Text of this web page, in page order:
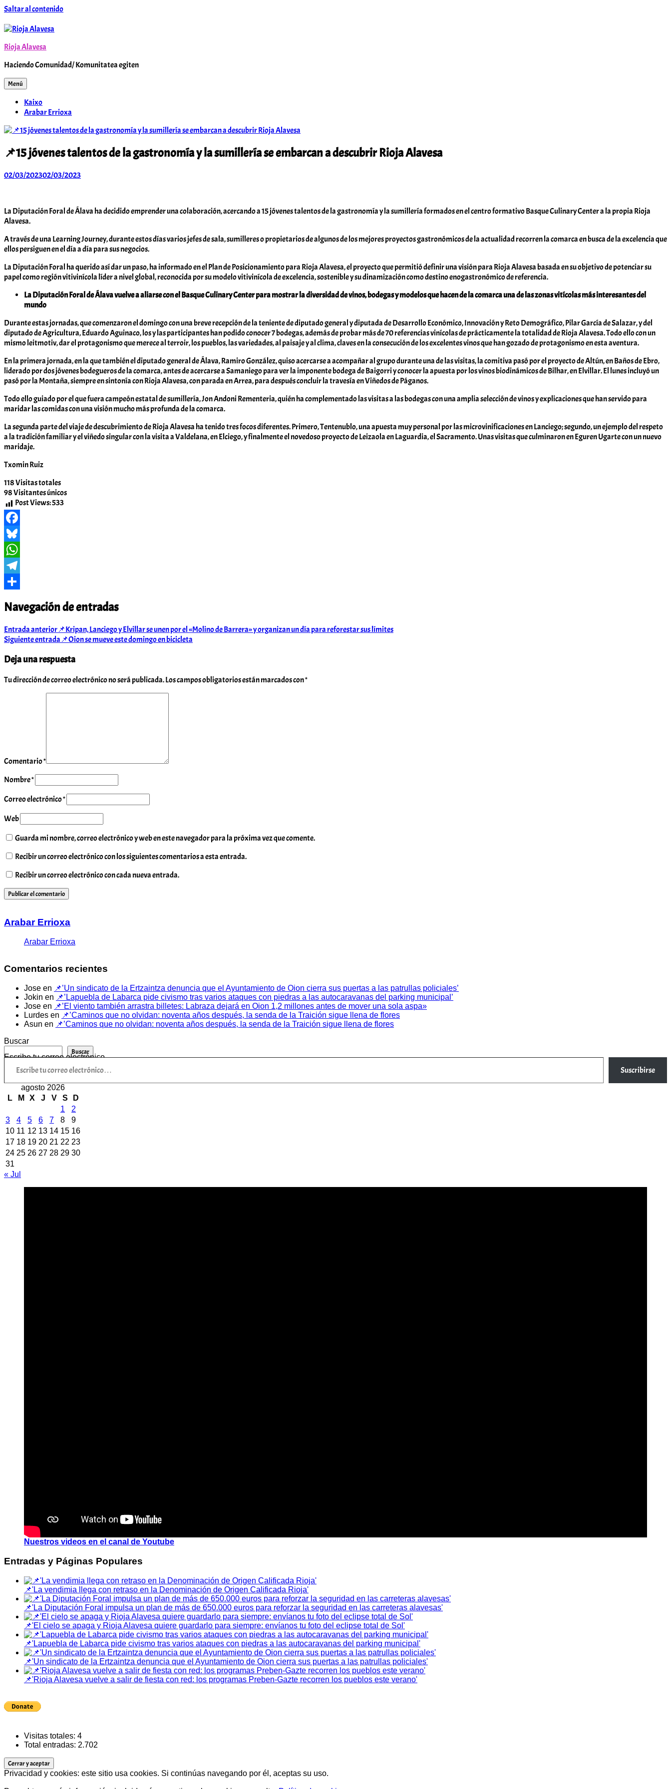
Saltar al contenido
Rioja Alavesa
Haciendo Comunidad/ Komunitatea egiten
Menú
Kaixo
Arabar Errioxa
📌15 jóvenes talentos de la gastronomía y la sumillería se embarcan a descubrir Rioja Alavesa
02/03/202302/03/2023
La Diputación Foral de Álava ha decidido emprender una colaboración, acercando a 15 jóvenes talentos de la gastronomía y la sumillería formados en el centro formativo Basque Culinary Center a la propia Rioja
Alavesa.
A través de una Learning Journey, durante estos días varios jefes de sala, sumilleres o propietarios de algunos de los mejores proyectos gastronómicos de la actualidad recorren la comarca en busca de la excelencia que
ellos persiguen en el día a día para sus negocios.
La Diputación Foral ha querido así dar un paso, ha informado en el Plan de Posicionamiento para Rioja Alavesa, el proyecto que permitió definir una visión para Rioja Alavesa basada en su objetivo de potenciar su
papel como región vitivinícola líder a nivel global, reconocida por su modelo vitivinícola de excelencia, sostenible y su dinamización como destino enogastronómico de referencia.
La Diputación Foral de Álava vuelve a aliarse con el Basque Culinary Center para mostrar la diversidad de vinos, bodegas y modelos que hacen de la comarca una de las zonas vitícolas más interesantes del
mundo
Durante estas jornadas, que comenzaron el domingo con una breve recepción de la teniente de diputado general y diputada de Desarrollo Económico, Innovación y Reto Demográfico, Pilar García de Salazar, y del
diputado de Agricultura, Eduardo Aguinaco, los y las participantes han podido conocer 7 bodegas, además de probar más de 70 referencias vinícolas de prácticamente la totalidad de Rioja Alavesa. Todo ello con un
mismo leitmotiv, dar el protagonismo que merece al terroir, los pueblos, las variedades, al paisaje y al clima, claves en la consecución de los excelentes vinos que han gozado de protagonismo en esta aventura.
En la primera jornada, en la que también el diputado general de Álava, Ramiro González, quiso acercarse a acompañar al grupo durante una de las visitas, la comitiva pasó por el proyecto de Altún, en Baños de Ebro,
liderado por dos jóvenes bodegueros de la comarca, antes de acercarse a Samaniego para ver la imponente bodega de Baigorri y conocer la apuesta por los vinos biodinámicos de Bilhar, en Elvillar. El lunes incluyó un
pasó por la Montaña, siempre en sintonía con Rioja Alavesa, con parada en Arrea, para después concluir la travesía en Viñedos de Páganos.
Todo ello guiado por el que fuera campeón estatal de sumillería, Jon Andoni Rementeria, quién ha complementado las visitas a las bodegas con una amplia selección de vinos y explicaciones que han servido para
maridar las comidas con una visión mucho más profunda de la comarca.
La segunda parte del viaje de descubrimiento de Rioja Alavesa ha tenido tres focos diferentes. Primero, Tentenublo, una apuesta muy personal por las microvinificaciones en Lanciego; segundo, un ejemplo del respeto
a la tradición familiar y el viñedo singular con la visita a Valdelana, en Elciego, y finalmente el novedoso proyecto de Leizaola en Laguardia, el Sacramento. Unas visitas que culminaron en Eguren Ugarte con un nuevo
maridaje.
Txomin Ruiz
118Visitas totales
98Visitantes únicos
Post Views:533
Facebook
Bluesky
WhatsApp
Telegram
Navegación de entradas
Entrada anterior📌Kripan, Lanciego y Elvillar se unen por el «Molino de Barrera» y organizan un día para reforestar sus límites
Siguiente entrada 📌Oion se mueve este domingo en bicicleta
Deja una respuesta
Tu dirección de correo electrónico no será publicada.Los campos obligatorios están marcados con*
Comentario*
Nombre*
Correo electrónico*
Web
Guarda mi nombre, correo electrónico y web en este navegador para la próxima vez que comente.
Recibir un correo electrónico con los siguientes comentarios a esta entrada.
Recibir un correo electrónico con cada nueva entrada.
Arabar Errioxa
Arabar Errioxa
Comentarios recientes
Jose en 📌’Un sindicato de la Ertzaintza denuncia que el Ayuntamiento de Oion cierra sus puertas a las patrullas policiales’
Jokin en 📌’Lapuebla de Labarca pide civismo tras varios ataques con piedras a las autocaravanas del parking municipal’
Jose en 📌’El viento también arrastra billetes: Labraza dejará en Oion 1,2 millones antes de mover una sola aspa»
Lurdes en 📌’Caminos que no olvidan: noventa años después, la senda de la Traición sigue llena de flores
Asun en 📌’Caminos que no olvidan: noventa años después, la senda de la Traición sigue llena de flores
Buscar
Buscar
Escribe tu correo electrónico…
Suscribirse
agosto 2026
L
M X J V S
D
1
2
3
4 5 6 7 8
9
10 11 12 13 14 15 16
17 18 19 20 21 22 23
24 25 26 27 28 29 30
31
« Jul
Nuestros videos en el canal de Youtube
Entradas y Páginas Populares
📌'La vendimia llega con retraso en la Denominación de Origen Calificada Rioja'
📌'La Diputación Foral impulsa un plan de más de 650.000 euros para reforzar la seguridad en las carreteras alavesas'
📌'El cielo se apaga y Rioja Alavesa quiere guardarlo para siempre: envíanos tu foto del eclipse total de Sol'
📌'Lapuebla de Labarca pide civismo tras varios ataques con piedras a las autocaravanas del parking municipal'
📌'Un sindicato de la Ertzaintza denuncia que el Ayuntamiento de Oion cierra sus puertas a las patrullas policiales'
📌'Rioja Alavesa vuelve a salir de fiesta con red: los programas Preben-Gazte recorren los pueblos este verano'
Visitas totales: 4
Total entradas: 2.702
Privacidad y cookies: este sitio usa cookies. Si continúas navegando por él, aceptas su uso.